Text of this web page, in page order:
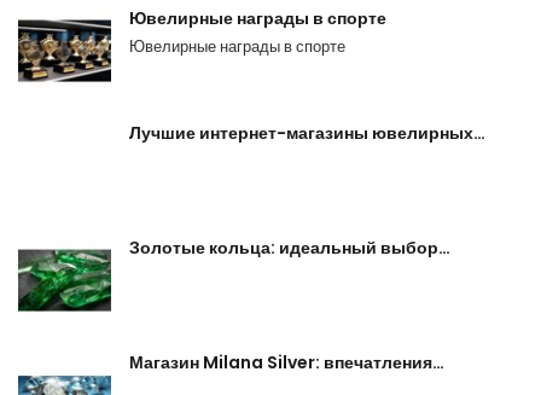
Ювелирные награды в спорте
Ювелирные награды в спорте
Лучшие интернет-магазины ювелирных…
Золотые кольца: идеальный выбор…
Магазин Milana Silver: впечатления…